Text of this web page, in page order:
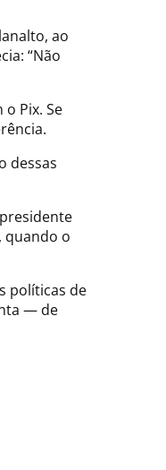
ao
“Não
Pix. Se
dessas
quando o
políticas de
— de